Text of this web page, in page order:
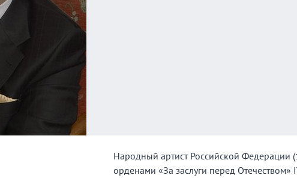
Народный артист Российской Федерации
орденами «За заслуги перед Отечеством»